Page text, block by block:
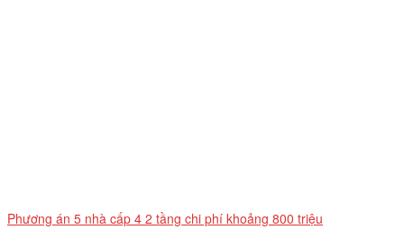
Phương án 5 nhà cấp 4 2 tầng chi phí khoảng 800 triệu